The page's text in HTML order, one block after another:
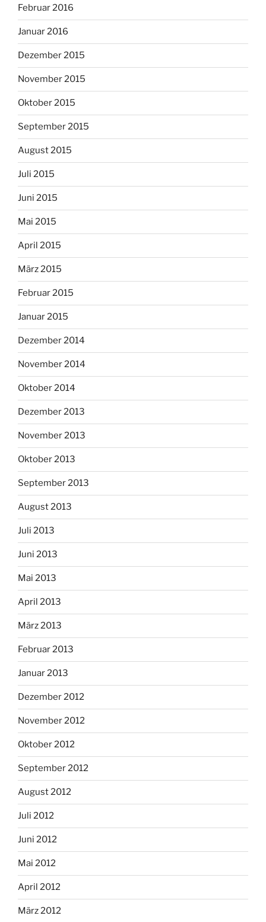
Februar 2016
Januar 2016
Dezember 2015
November 2015
Oktober 2015
September 2015
August 2015
Juli 2015
Juni 2015
Mai 2015
April 2015
März 2015
Februar 2015
Januar 2015
Dezember 2014
November 2014
Oktober 2014
Dezember 2013
November 2013
Oktober 2013
September 2013
August 2013
Juli 2013
Juni 2013
Mai 2013
April 2013
März 2013
Februar 2013
Januar 2013
Dezember 2012
November 2012
Oktober 2012
September 2012
August 2012
Juli 2012
Juni 2012
Mai 2012
April 2012
März 2012